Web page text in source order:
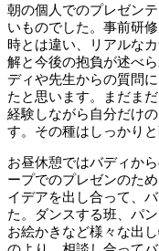
朝の個人でのプレゼン
いものでした。事前研
時とは違い、リアルな
解と今後の抱負が述べ
ディや先生からの質問
たと思います。まだま
経験しながら自分だけの
す。その種はしっかり
お昼休憩ではバディか
ープでのプレゼンのた
イデアを出し合って、
た。ダンスする班、パ
お絵かきなど様々な出